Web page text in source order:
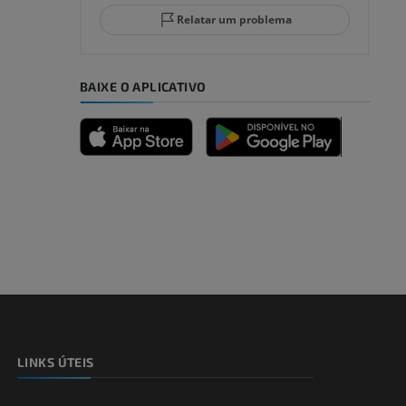
membros
Relatar um problema
BAIXE O APLICATIVO
LINKS ÚTEIS